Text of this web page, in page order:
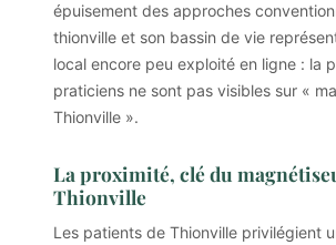
épuisement des approches
thionville et son bassin de vie
local encore peu exploité en ligne : la
praticiens ne sont pas visibles sur «
Thionville ».
La proximité, clé du
Thionville
Les patients de Thionville privilégient